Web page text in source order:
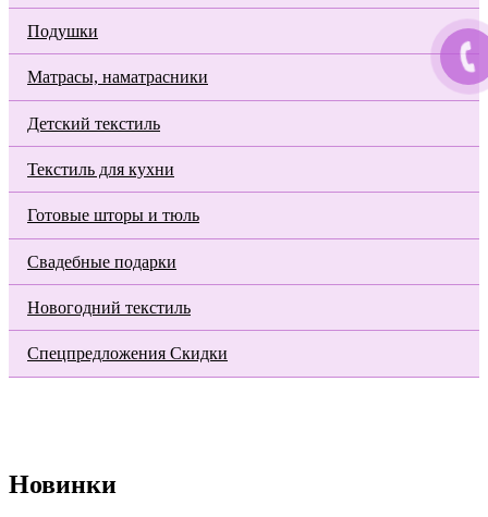
Подушки
Матрасы, наматрасники
Детский текстиль
Текстиль для кухни
Готовые шторы и тюль
Свадебные подарки
Новогодний текстиль
Спецпредложения Скидки
Новинки